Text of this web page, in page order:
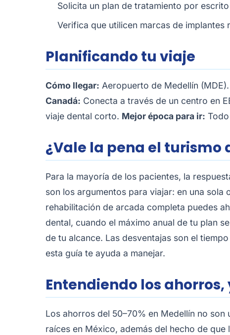
Solicita un plan de tratamiento por
Verifica que utilicen marcas de implantes
Planificando tu viaje
Cómo llegar: Aeropuerto de Medellín
Canadá: Conecta a través de un centro en
viaje dental corto. Mejor época para ir:
¿Vale la pena el turismo
Para la mayoría de los pacientes, la
son los argumentos para viajar: en una
rehabilitación de arcada completa puedes
dental, cuando el máximo anual de tu plan
de tu alcance. Las desventajas son el
esta guía te ayuda a manejar.
Entendiendo los
Los ahorros del 50–70% en Medellín no
raíces en México, además del hecho de